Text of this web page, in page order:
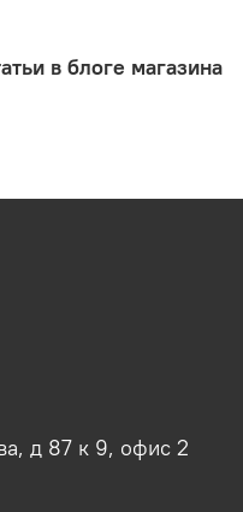
в блоге магазина
д 87 к 9, офис 2